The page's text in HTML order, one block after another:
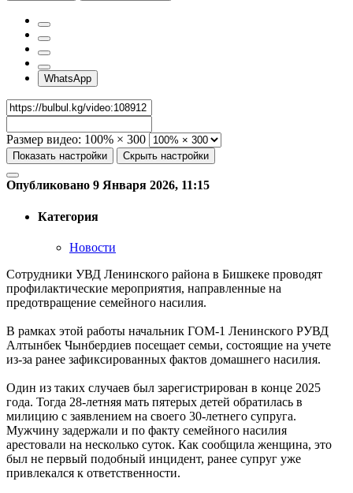
WhatsApp
Размер видео: 100% × 300
Показать настройки Скрыть настройки
Опубликовано 9 Января 2026, 11:15
Категория
Новости
Сотрудники УВД Ленинского района в Бишкеке проводят
профилактические мероприятия, направленные на
предотвращение семейного насилия.
В рамках этой работы начальник ГОМ-1 Ленинского РУВД
Алтынбек Чынбердиев посещает семьи, состоящие на учете
из-за ранее зафиксированных фактов домашнего насилия.
Один из таких случаев был зарегистрирован в конце 2025
года. Тогда 28-летняя мать пятерых детей обратилась в
милицию с заявлением на своего 30-летнего супруга.
Мужчину задержали и по факту семейного насилия
арестовали на несколько суток. Как сообщила женщина, это
был не первый подобный инцидент, ранее супруг уже
привлекался к ответственности.